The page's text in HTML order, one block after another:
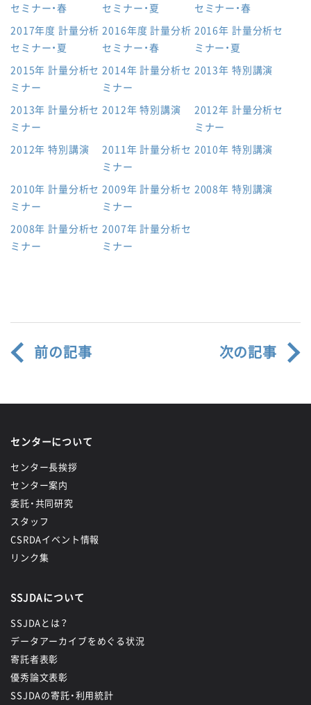
セミナー・春
セミナー・夏
セミナー・春
2017年度 計量分析
セミナー・夏
2016年度 計量分析
セミナー・春
2016年 計量分析セ
ミナー・夏
2015年 計量分析セ
ミナー
2014年 計量分析セ
ミナー
2013年 特別講演
2013年 計量分析セ
ミナー
2012年 特別講演
2012年 計量分析セ
ミナー
2012年 特別講演
2011年 計量分析セ
ミナー
2010年 特別講演
2010年 計量分析セ
ミナー
2009年 計量分析セ
ミナー
2008年 特別講演
2008年 計量分析セ
ミナー
2007年 計量分析セ
ミナー
前の記事 次の記事
センターについて
センター長挨拶
センター案内
委託・共同研究
スタッフ
CSRDAイベント情報
リンク集
SSJDAについて
SSJDAとは？
データアーカイブをめぐる状況
寄託者表彰
優秀論文表彰
SSJDAの寄託・利用統計